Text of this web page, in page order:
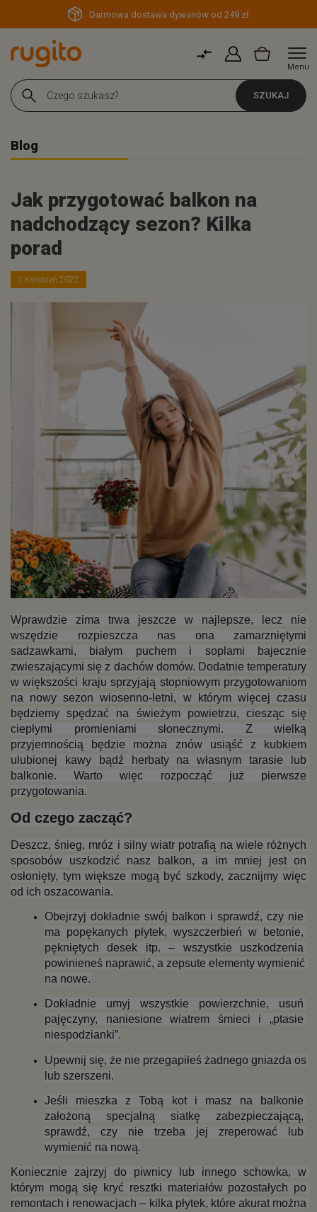
Darmowa dostawa dywanów od 249 zł
Menu
SZUKAJ
Blog
Jak przygotować balkon na
nadchodzący sezon? Kilka
porad
1 Kwiecień 2022
Wprawdzie zima trwa jeszcze w najlepsze, lecz nie
wszędzie rozpieszcza nas ona zamarzniętymi
sadzawkami, białym puchem i soplami bajecznie
zwieszającymi się z dachów domów. Dodatnie temperatury
w większości kraju sprzyjają stopniowym przygotowaniom
na nowy sezon wiosenno-letni, w którym więcej czasu
będziemy spędzać na świeżym powietrzu, ciesząc się
ciepłymi promieniami słonecznymi. Z wielką
przyjemnością będzie można znów usiąść z kubkiem
ulubionej kawy bądź herbaty na własnym tarasie lub
balkonie. Warto więc rozpocząć już pierwsze
przygotowania.
Od czego zacząć?
Deszcz, śnieg, mróz i silny wiatr potrafią na wiele różnych
sposobów uszkodzić nasz balkon, a im mniej jest on
osłonięty, tym większe mogą być szkody, zacznijmy więc
od ich oszacowania.
Obejrzyj dokładnie swój balkon i sprawdź, czy nie
ma popękanych płytek, wyszczerbień w betonie,
pękniętych desek itp. – wszystkie uszkodzenia
powinieneś naprawić, a zepsute elementy wymienić
na nowe.
Dokładnie umyj wszystkie powierzchnie, usuń
pajęczyny, naniesione wiatrem śmieci i „ptasie
niespodzianki”.
Upewnij się, że nie przegapiłeś żadnego gniazda os
lub szerszeni.
Jeśli mieszka z Tobą kot i masz na balkonie
założoną specjalną siatkę zabezpieczającą,
sprawdź, czy nie trzeba jej zreperować lub
wymienić na nową.
Koniecznie zajrzyj do piwnicy lub innego schowka, w
którym mogą się kryć resztki materiałów pozostałych po
remontach i renowacjach – kilka płytek, które akurat można